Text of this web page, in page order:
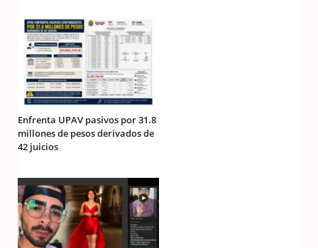
Enfrenta UPAV pasivos por 31.8
millones de pesos derivados de
42 juicios